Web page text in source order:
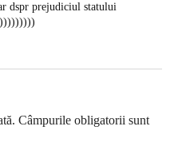
dspr prejudiciul statului
Câmpurile obligatorii sunt